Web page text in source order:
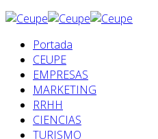
Portada
CEUPE
EMPRESAS
MARKETING
RRHH
CIENCIAS
TURISMO